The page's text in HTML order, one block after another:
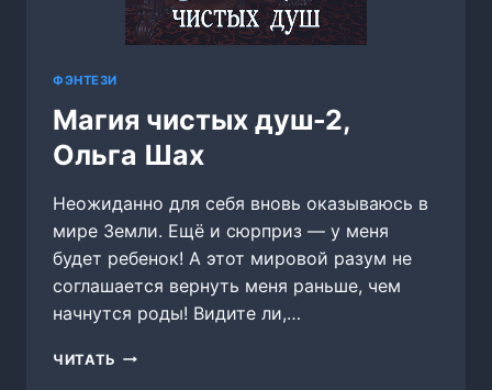
ФЭНТЕЗИ
Магия чистых душ-2,
Ольга Шах
Неожиданно для себя вновь оказываюсь в
мире Земли. Ещё и сюрприз — у меня
будет ребенок! А этот мировой разум не
соглашается вернуть меня раньше, чем
начнутся роды! Видите ли,…
ЧИТАТЬ МАГИЯ